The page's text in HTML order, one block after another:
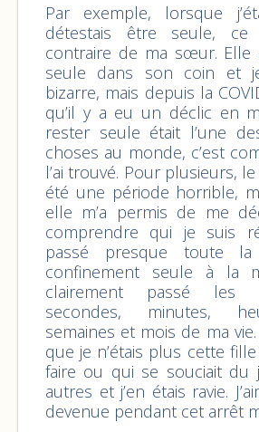
Par exemple, lorsque
détestais être seule,
contraire de ma sœur. Elle
seule dans son coin et
bizarre, mais depuis la
qu’il y a eu un déclic en
rester seule était l’une
choses au monde, c’est
l’ai trouvé. Pour plusieurs,
été une période horrible,
elle m’a permis de me
comprendre qui je suis
passé presque toute
confinement seule à la
clairement passé les
secondes, minutes,
semaines et mois de ma vie.
que je n’étais plus cette
faire ou qui se souciait du
autres et j’en étais ravie.
devenue pendant cet arrêt